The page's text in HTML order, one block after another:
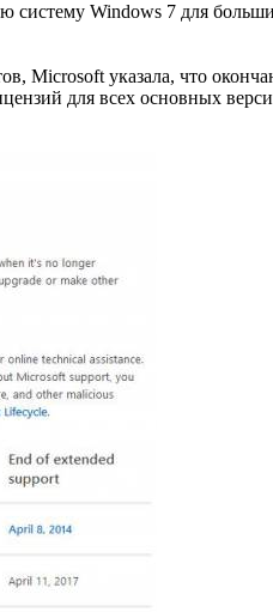
систему Windows 7 для
Microsoft указала, что
для всех основных